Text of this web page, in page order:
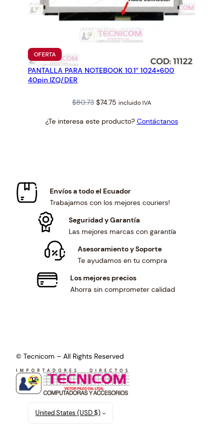
OFERTAPRODUCTO
EN
OFERTA
PANTALLA PARA NOTEBOOK 10.1″ 1024×600
40pin IZQ/DER
$80.73 Original
was:
$74.75Current
is:
incluido IVA
¿Te interesa este producto? Contáctanos
Envíos a todo el Ecuador
Trabajamos con los mejores couriers!
Seguridad y Garantía
Las mejores marcas con garantía
Asesoramiento y Soporte
Te ayudamos en tu compra
Los mejores precios
Ahorra sin comprometer calidad
© Tecnicom – All Rights Reserved
United States (USD $)